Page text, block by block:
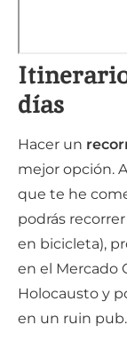
Itinerario
días
Hacer un
mejor opción.
que te he
podrás
en bicicleta),
en el Mercado
Holocausto y
en un ruin pub.